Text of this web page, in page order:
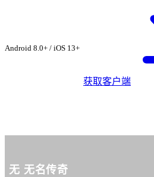
Android 8.0+ / iOS 13+
获取客户端
无 无名传奇